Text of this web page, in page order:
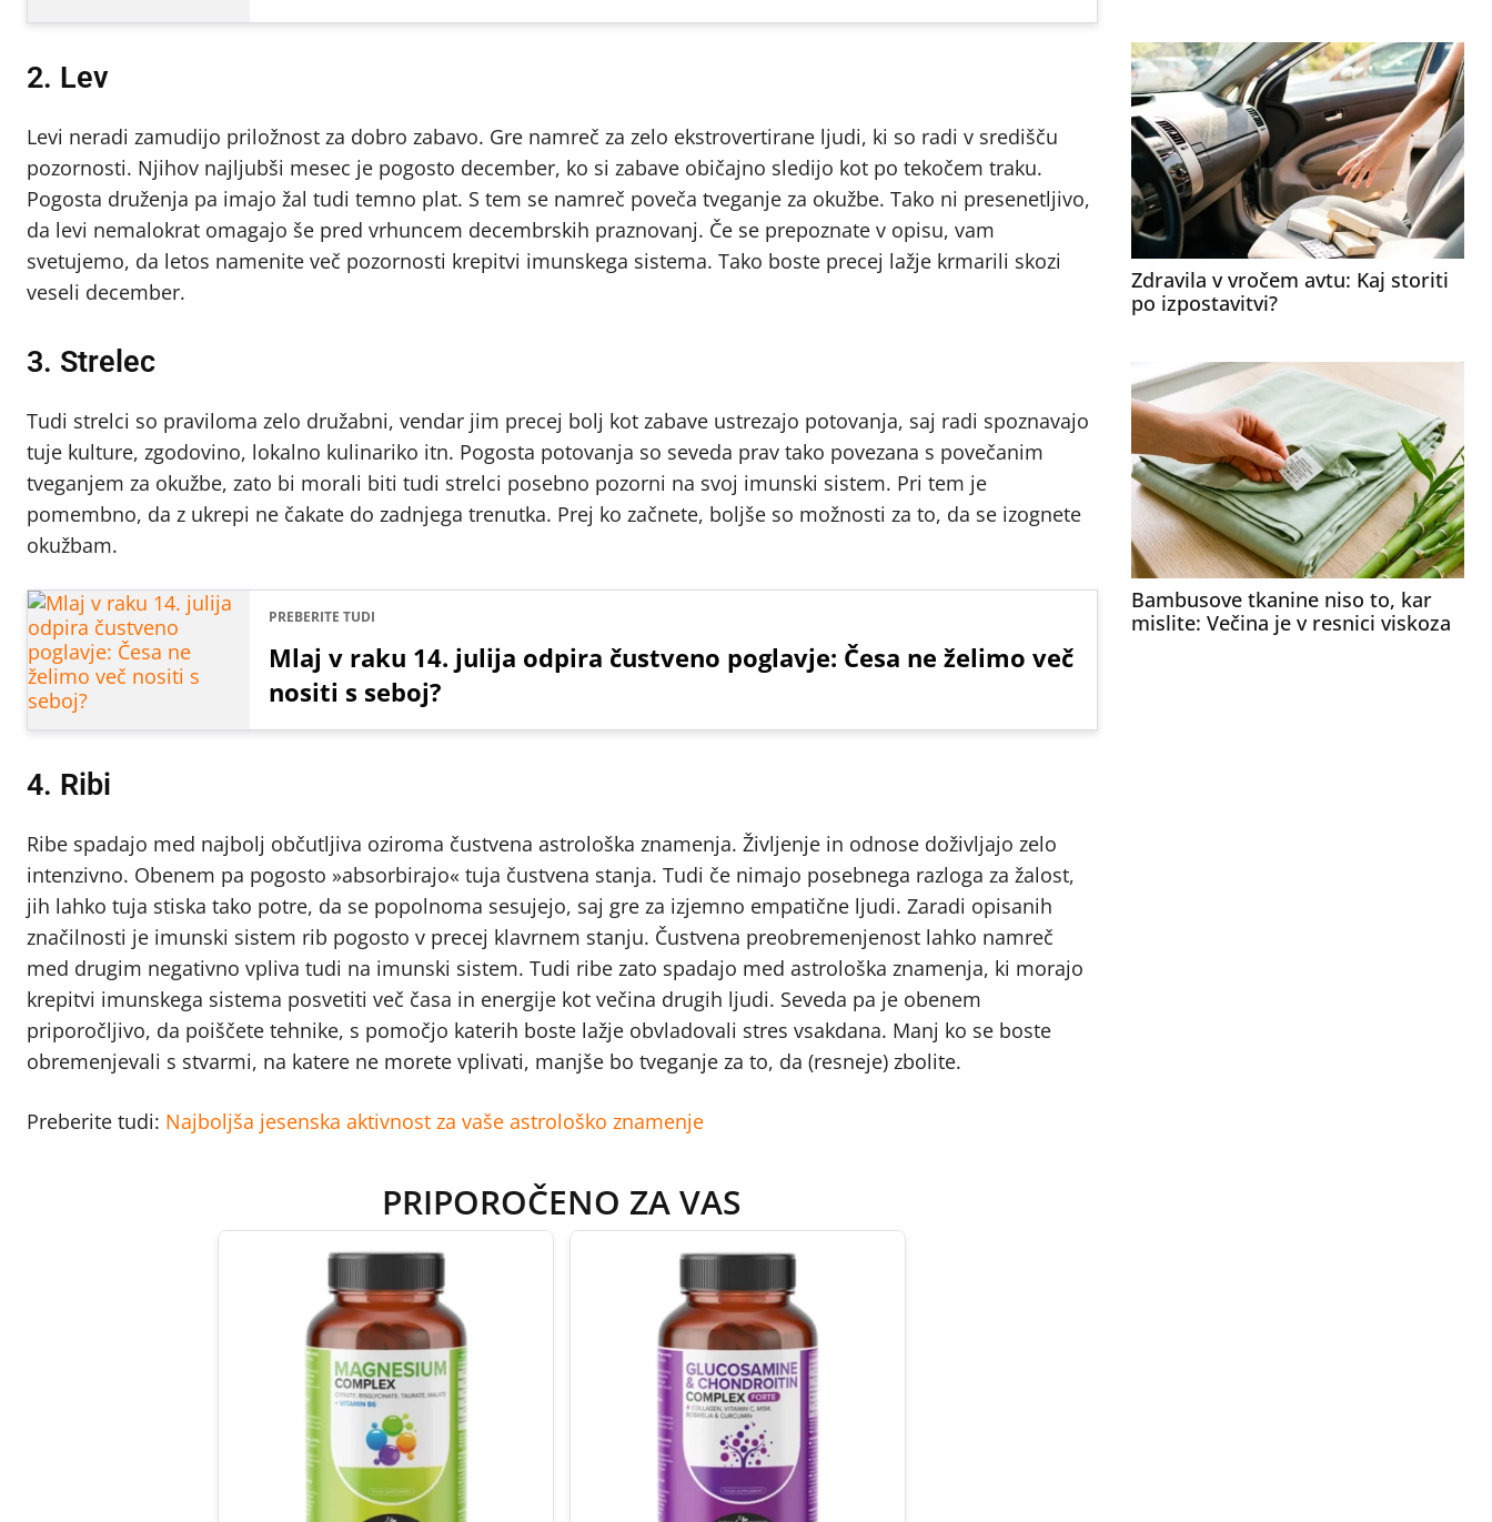
2. Lev
Levi neradi zamudijo priložnost za dobro zabavo. Gre namreč za zelo ekstrovertirane ljudi, ki so radi v središču
pozornosti. Njihov najljubši mesec je pogosto december, ko si zabave običajno sledijo kot po tekočem traku.
Pogosta druženja pa imajo žal tudi temno plat. S tem se namreč poveča tveganje za okužbe. Tako ni presenetljivo,
da levi nemalokrat omagajo še pred vrhuncem decembrskih praznovanj. Če se prepoznate v opisu, vam
svetujemo, da letos namenite več pozornosti krepitvi imunskega sistema. Tako boste precej lažje krmarili skozi
veseli december.
3. Strelec
Tudi strelci so praviloma zelo družabni, vendar jim precej bolj kot zabave ustrezajo potovanja, saj radi spoznavajo
tuje kulture, zgodovino, lokalno kulinariko itn. Pogosta potovanja so seveda prav tako povezana s povečanim
tveganjem za okužbe, zato bi morali biti tudi strelci posebno pozorni na svoj imunski sistem. Pri tem je
pomembno, da z ukrepi ne čakate do zadnjega trenutka. Prej ko začnete, boljše so možnosti za to, da se izognete
okužbam.
PREBERITE TUDI
Mlaj v raku 14. julija odpira čustveno poglavje: Česa ne želimo več
nositi s seboj?
4. Ribi
Ribe spadajo med najbolj občutljiva oziroma čustvena astrološka znamenja. Življenje in odnose doživljajo zelo
intenzivno. Obenem pa pogosto »absorbirajo« tuja čustvena stanja. Tudi če nimajo posebnega razloga za žalost,
jih lahko tuja stiska tako potre, da se popolnoma sesujejo, saj gre za izjemno empatične ljudi. Zaradi opisanih
značilnosti je imunski sistem rib pogosto v precej klavrnem stanju. Čustvena preobremenjenost lahko namreč
med drugim negativno vpliva tudi na imunski sistem. Tudi ribe zato spadajo med astrološka znamenja, ki morajo
krepitvi imunskega sistema posvetiti več časa in energije kot večina drugih ljudi. Seveda pa je obenem
priporočljivo, da poiščete tehnike, s pomočjo katerih boste lažje obvladovali stres vsakdana. Manj ko se boste
obremenjevali s stvarmi, na katere ne morete vplivati, manjše bo tveganje za to, da (resneje) zbolite.
Preberite tudi: Najboljša jesenska aktivnost za vaše astrološko znamenje
PRIPOROČENO ZA VAS
Zdravila v vročem avtu: Kaj storiti
po izpostavitvi?
Bambusove tkanine niso to, kar
mislite: Večina je v resnici viskoza